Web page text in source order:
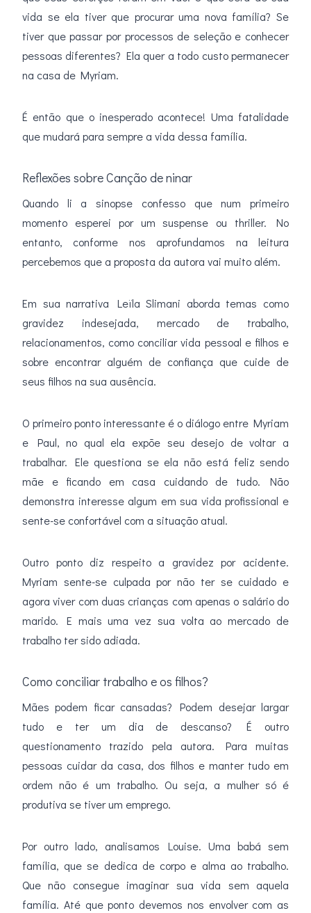
vida se ela tiver que procurar uma nova família? Se
tiver que passar por processos de seleção e conhecer
pessoas diferentes? Ela quer a todo custo permanecer
na casa de Myriam.
É então que o inesperado acontece! Uma fatalidade
que mudará para sempre a vida dessa família.
Reflexões sobre Canção de ninar
Quando li a sinopse confesso que num primeiro
momento esperei por um suspense ou thriller. No
entanto, conforme nos aprofundamos na leitura
percebemos que a proposta da autora vai muito além.
Em sua narrativa Leïla Slimani aborda temas como
gravidez indesejada, mercado de trabalho,
relacionamentos, como conciliar vida pessoal e filhos e
sobre encontrar alguém de confiança que cuide de
seus filhos na sua ausência.
O primeiro ponto interessante é o diálogo entre Myriam
e Paul, no qual ela expõe seu desejo de voltar a
trabalhar. Ele questiona se ela não está feliz sendo
mãe e ficando em casa cuidando de tudo. Não
demonstra interesse algum em sua vida profissional e
sente-se confortável com a situação atual.
Outro ponto diz respeito a gravidez por acidente.
Myriam sente-se culpada por não ter se cuidado e
agora viver com duas crianças com apenas o salário do
marido. E mais uma vez sua volta ao mercado de
trabalho ter sido adiada.
Como conciliar trabalho e os filhos?
Mães podem ficar cansadas? Podem desejar largar
tudo e ter um dia de descanso? É outro
questionamento trazido pela autora. Para muitas
pessoas cuidar da casa, dos filhos e manter tudo em
ordem não é um trabalho. Ou seja, a mulher só é
produtiva se tiver um emprego.
Por outro lado, analisamos Louise. Uma babá sem
família, que se dedica de corpo e alma ao trabalho.
Que não consegue imaginar sua vida sem aquela
família. Até que ponto devemos nos envolver com as